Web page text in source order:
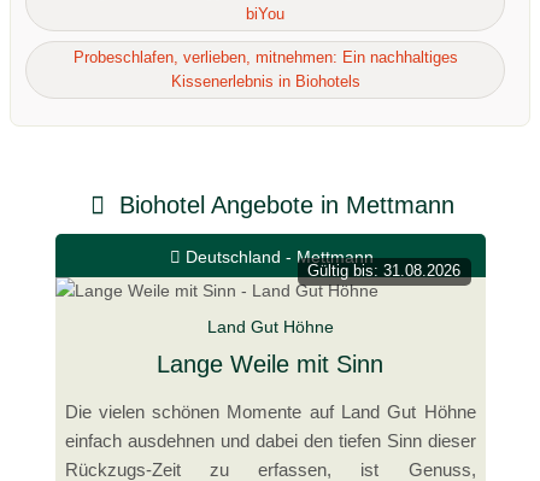
Biohotel Angebote in Mettmann
Deutschland - Mettmann
Gültig bis: 31.08.2026
Land Gut Höhne
Lange Weile mit Sinn
Die vielen schönen Momente auf Land Gut Höhne
einfach ausdehnen und dabei den tiefen Sinn dieser
Rückzugs-Zeit zu erfassen, ist Genuss,
biYou
Probeschlafen, verlieben, mitnehmen: Ein nachhaltiges
Kissenerlebnis in Biohotels